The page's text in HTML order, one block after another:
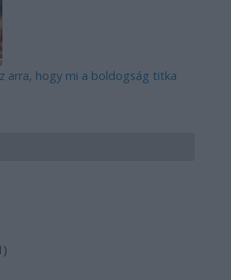
arra, hogy mi a boldogság titka
)